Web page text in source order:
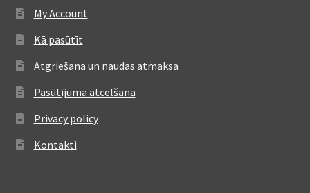
My Account
Kā pasūtīt
Atgriešana un naudas atmaksa
Pasūtījuma atcelšana
Privacy policy
Kontakti